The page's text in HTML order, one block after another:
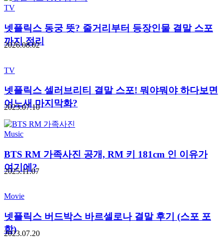
TV
넷플릭스 동궁 뜻? 줄거리부터 등장인물 결말 스포
까지 정리
2026.08.02
TV
넷플릭스 셀러브리티 결말 스포! 뭐야뭐야 하다보면
어느새 마지막화?
2023.07.10
Music
BTS RM 가족사진 공개, RM 키 181cm 인 이유가
여기에?
2025.11.07
Movie
넷플릭스 버드박스 바르셀로나 결말 후기 (스포 포
함)
2023.07.20